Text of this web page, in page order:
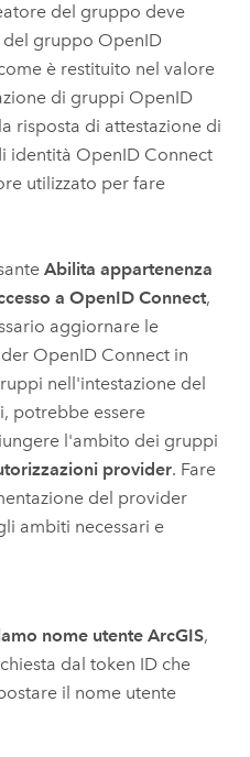
del gruppo deve
gruppo OpenID
è restituito nel valore
di gruppi OpenID
risposta di attestazione di
identità OpenID Connect
utilizzato per fare
Abilita appartenenza
a OpenID Connect,
aggiornare le
OpenID Connectin
nell'intestazione del
potrebbe essere
l'ambito dei gruppi
provider. Fare
del provider
ambiti necessari e
nome utente ArcGIS,
dal token ID che
il nome utente